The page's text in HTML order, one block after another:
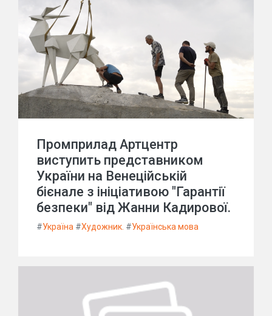
Промприлад Артцентр
виступить представником
України на Венеційській
бієнале з ініціативою "Гарантії
безпеки" від Жанни Кадирової.
#Україна #Художник. #Українська мова